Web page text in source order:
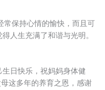
常保持心情的愉快，而且可
人生充满了和谐与光明。
日快乐，祝妈妈身体健
这多年的养育之恩，感谢